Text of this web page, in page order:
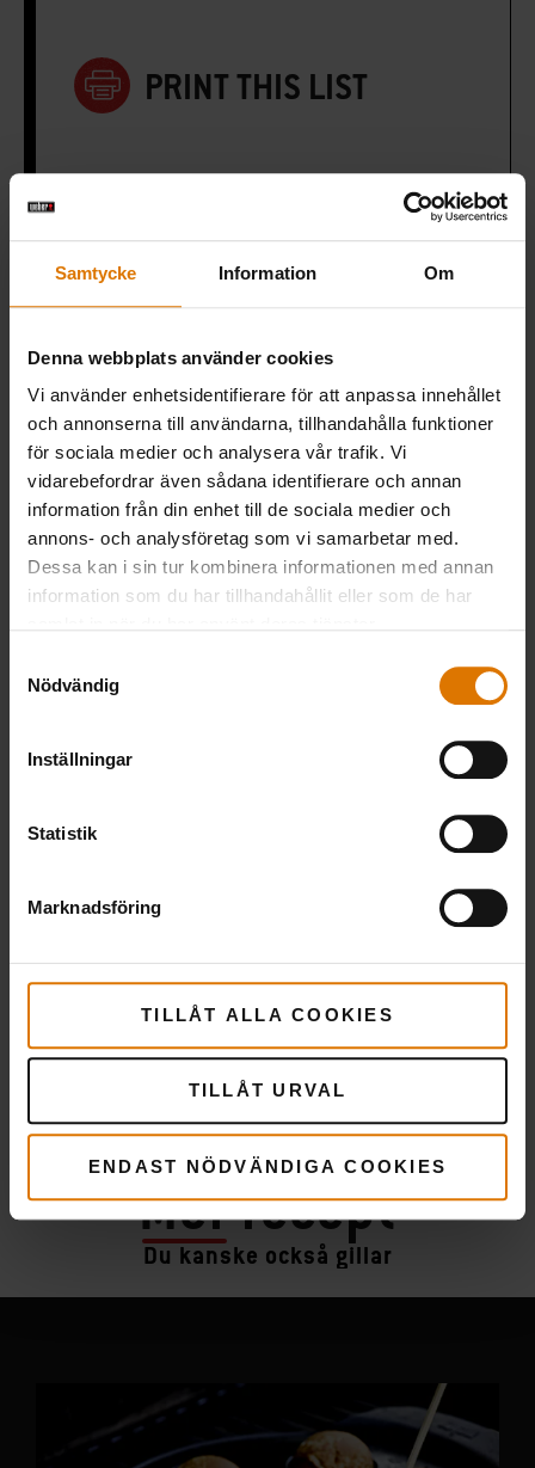
Samtycke Information Om
Denna webbplats använder cookies
Vi använder enhetsidentifierare för att anpassa innehållet
och annonserna till användarna, tillhandahålla funktioner
för sociala medier och analysera vår trafik. Vi
vidarebefordrar även sådana identifierare och annan
information från din enhet till de sociala medier och
annons- och analysföretag som vi samarbetar med.
Dessa kan i sin tur kombinera informationen med annan
information som du har tillhandahållit eller som de har
Nödvändig
Inställningar
Statistik
Marknadsföring
TILLÅT ALLA COOKIES
TILLÅT URVAL
ENDAST NÖDVÄNDIGA COOKIES
PRINT THIS LIST
Förberedelser
Rekommenderade
tillbehör
Merrecept
Du kanske också gillar